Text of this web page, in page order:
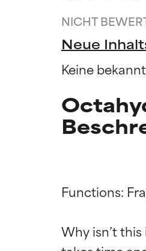
NICHT
Neue
Keine
Functions:
Why isn’t